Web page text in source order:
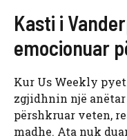
Kasti i
emocionuar
Kur Us Weekly
zgjidhnin një
përshkruar veten,
madhe. Ata nuk